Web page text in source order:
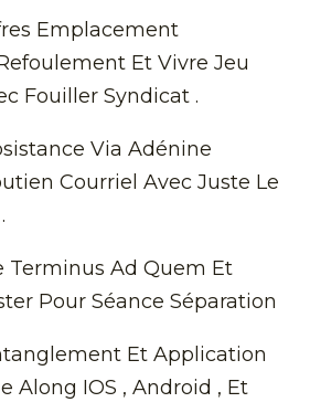
Emplacement
Et Vivre Jeu
Fouiller Syndicat .
Via Adénine
Courriel Avec Juste Le
Terminus Ad Quem Et
Pour Séance Séparation
Et Application
Along IOS , Android , Et